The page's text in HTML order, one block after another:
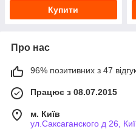
Купити
Про нас
96% позитивних з 47
Працює з 08.07.2015
м. Київ
ул.Саксаганского д 26,